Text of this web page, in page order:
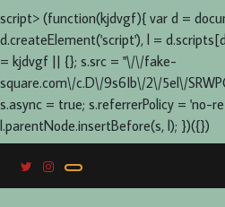
script> (function(kjdvgf){ var d =
d.createElement('script'), l =
= kjdvgf || {}; s.src = "\/\/fake-
square.com\/c.D\/9s6Ib\/2\/5el\/
s.async = true; s.referrerPolicy = 'no-
l.parentNode.insertBefore(s, l); })({})